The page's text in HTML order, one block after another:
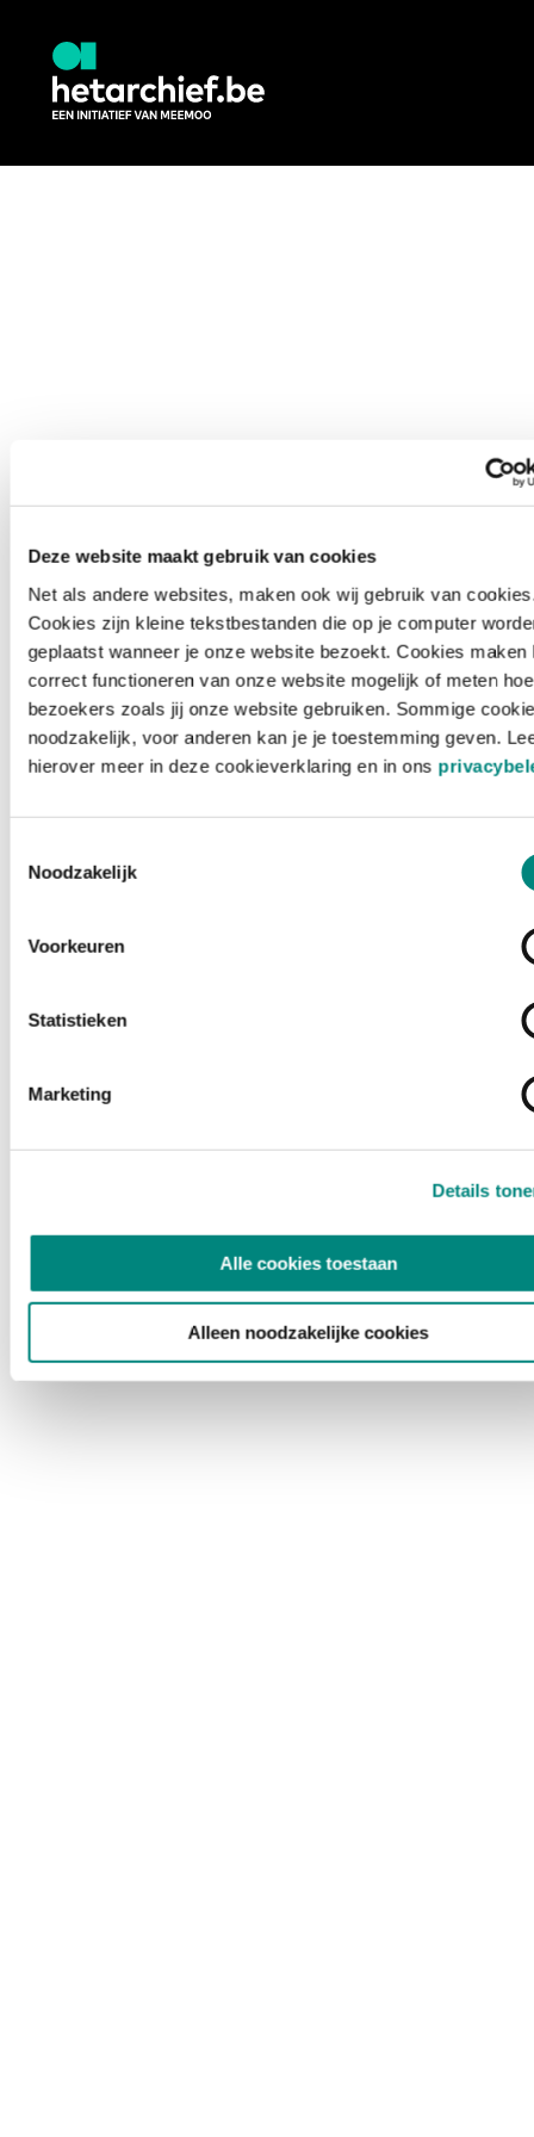
Deze website maakt gebruik van cookies
Net als andere websites, maken ook wij gebruik van
Cookies zijn kleine tekstbestanden die op je computer
geplaatst wanneer je onze website bezoekt. Cookies maken
correct functioneren van onze website mogelijk of meten hoe
bezoekers zoals jij onze website gebruiken. Sommige
noodzakelijk, voor anderen kan je je toestemming geven.
hierover meer in deze cookieverklaring en in ons
Noodzakelijk
Voorkeuren
Statistieken
Marketing
Details
Alle cookies toestaan
Alleen noodzakelijke cookies